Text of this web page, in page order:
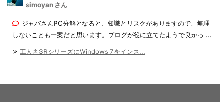
simoyan さん
ジャバさんPC分解となると、知識とリスクがありますので、無理
しないことも一案だと思います。ブログが役に立てたようで良かっ ...
工人舎SRシリーズにWindows 7をインス...